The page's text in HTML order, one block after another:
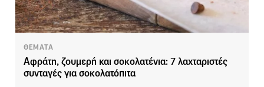
ΘΕΜΑΤΑ
Αφράτη, ζουμερή και σοκολατένια: 7 λαχταριστές
συνταγές για σοκολατόπιτα